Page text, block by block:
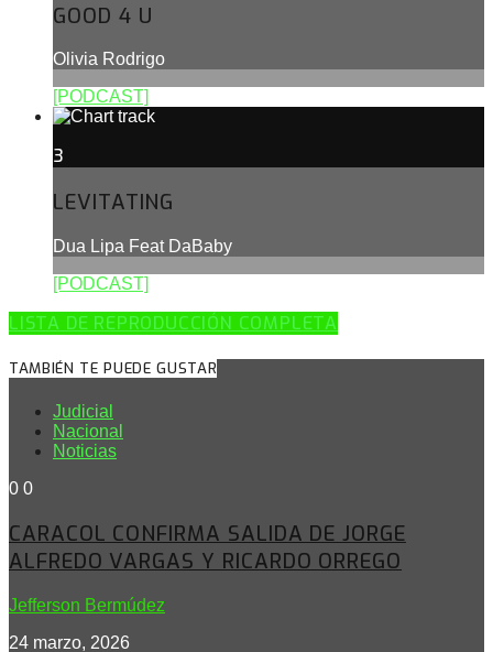
GOOD 4 U
Olivia Rodrigo
[PODCAST]
3
LEVITATING
Dua Lipa Feat DaBaby
[PODCAST]
LISTA DE REPRODUCCIÓN COMPLETA
TAMBIÉN TE PUEDE GUSTAR
Judicial
Nacional
Noticias
0 0
CARACOL CONFIRMA SALIDA DE JORGE
ALFREDO VARGAS Y RICARDO ORREGO
Jefferson Bermúdez
24 marzo, 2026